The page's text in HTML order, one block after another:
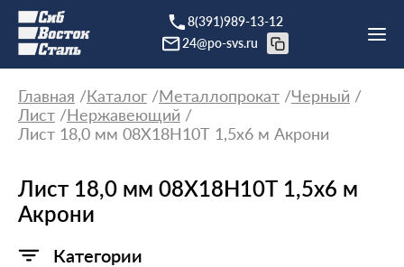
8(391)989-13-12
24@po-svs.ru
Главная Каталог Металлопрокат
Черный
Лист
Нержавеющий
Лист 18,0 мм 08Х18Н10Т 1,5x6 м Акрони
Лист 18,0 мм 08Х18Н10Т 1,5x6 м
Акрони
Категории